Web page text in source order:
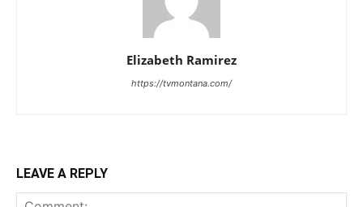
Elizabeth Ramirez
https://tvmontana.com/
LEAVE A REPLY